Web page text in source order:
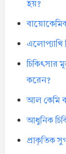
হয়?
এলোপ্যাথি
চিকিৎসার
করেন?
আল কেমি
আধুনিক
প্রাকৃতিক